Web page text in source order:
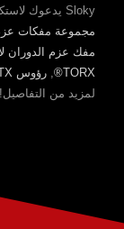
Sloky يدعوك لاستكشاف
مجموعة مفكات
مفك عزم الدوران
TORX®
, رؤوس TX
لمزيد من التفاصيل!